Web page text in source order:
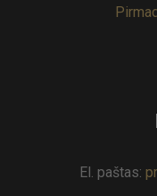
El. paštas: